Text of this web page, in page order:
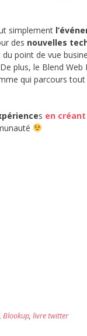
simplement
des nouvelles
point de vue
plus, le Blend
qui parcours
s en
, Blookup, livre twitter